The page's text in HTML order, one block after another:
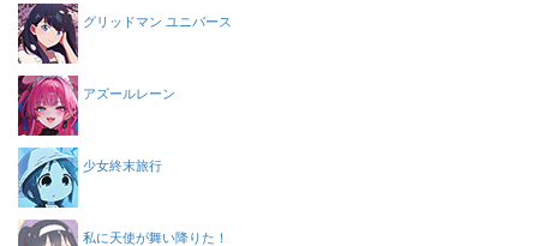
グリッドマン ユニバース
アズールレーン
少女終末旅行
私に天使が舞い降りた！